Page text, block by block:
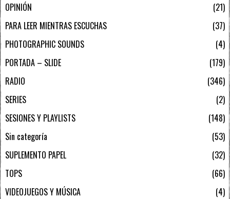
OPINIÓN
21
PARA LEER MIENTRAS ESCUCHAS
37
PHOTOGRAPHIC SOUNDS
4
PORTADA – SLIDE
179
RADIO
346
SERIES
2
SESIONES Y PLAYLISTS
148
Sin categoría
53
SUPLEMENTO PAPEL
32
TOPS
66
VIDEOJUEGOS Y MÚSICA
4